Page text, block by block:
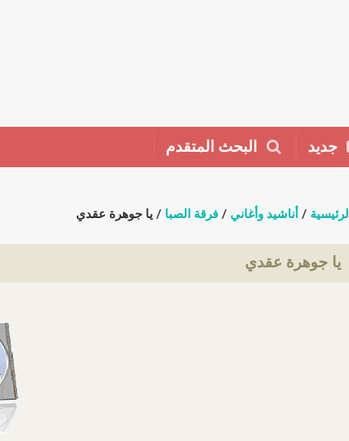
جديد البحث المتقدم
الرئيسية / أناشيد وأغاني /فرقة الصبا / يا جوهرة عقدي
يا جوهرة عقدي